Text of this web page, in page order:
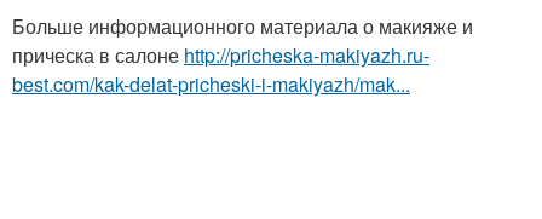
Больше информационного материала о макияже и
прическа в салоне http://pricheska-makiyazh.ru-
best.com/kak-delat-pricheski-i-makiyazh/mak...